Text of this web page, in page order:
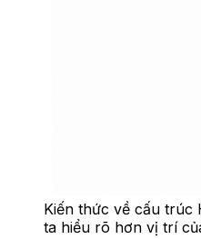
Kiến thức về cấu trúc
ta hiểu rõ hơn vị trí